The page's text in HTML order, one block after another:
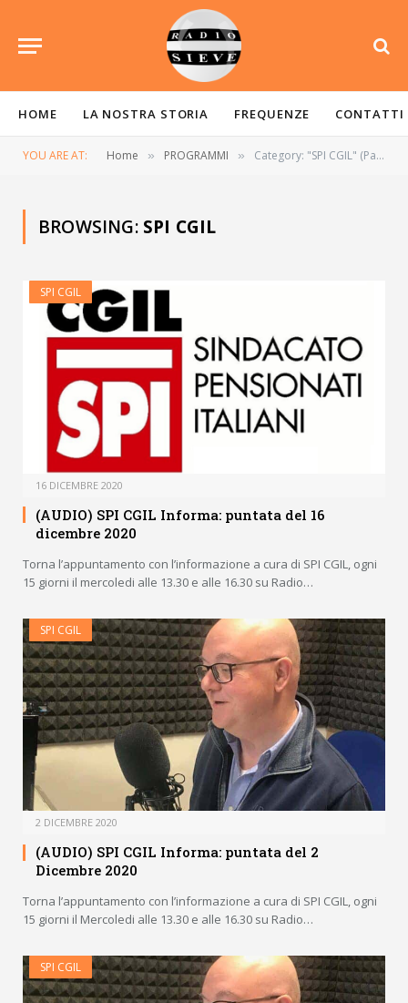
HOME LA NOSTRA STORIA FREQUENZE CONTATTI
YOU ARE AT: Home » PROGRAMMI » Category: "SPI CGIL" (Page 3)
BROWSING: SPI CGIL
SPI CGIL
16 DICEMBRE 2020
(AUDIO) SPI CGIL Informa: puntata del 16
dicembre 2020
Torna l’appuntamento con l’informazione a cura di SPI CGIL, ogni
15 giorni il mercoledi alle 13.30 e alle 16.30 su Radio…
SPI CGIL
2 DICEMBRE 2020
(AUDIO) SPI CGIL Informa: puntata del 2
Dicembre 2020
Torna l’appuntamento con l’informazione a cura di SPI CGIL, ogni
15 giorni il Mercoledi alle 13.30 e alle 16.30 su Radio…
SPI CGIL